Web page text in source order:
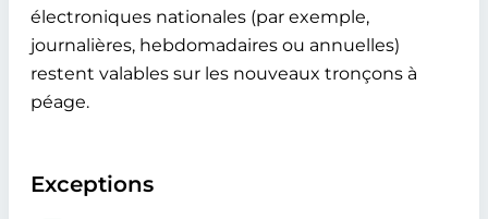
électroniques nationales (par exemple,
journalières, hebdomadaires ou annuelles)
restent valables sur les nouveaux tronçons à
péage.
Exceptions